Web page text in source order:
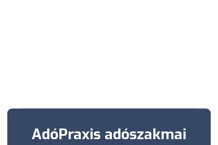
AdóPraxis adószakmai